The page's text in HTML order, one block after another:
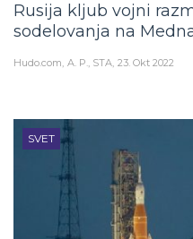
Rusija kljub vojni
sodelovanja na
Hudo.com A. P., STA 23. Okt 2022
SVET